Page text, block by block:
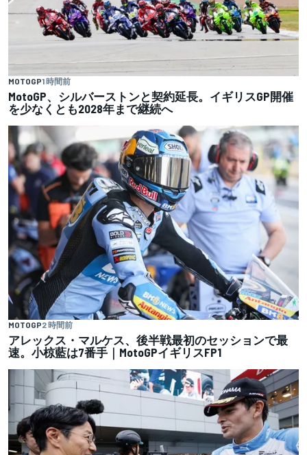
MOTOGP1 時間前
MotoGP、シルバーストンと契約延長。イギリスGP開催
を少なくとも2028年まで継続へ
MOTOGP2 時間前
アレックス・マルケス、後半戦最初のセッションで最
速。小椋藍は7番手｜MotoGPイギリスFP1